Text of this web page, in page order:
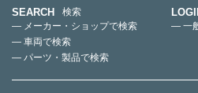
SEARCH
検索
— メーカー・ショップで検索
— 車両で検索
— パーツ・製品で検索
— 一